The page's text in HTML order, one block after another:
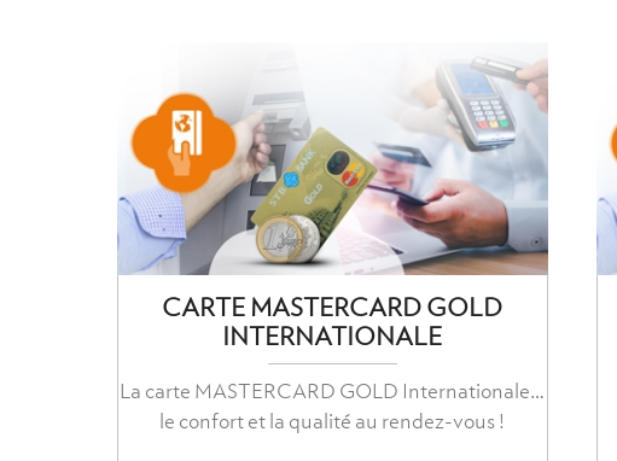
CARTE MASTERCARD GOLD
INTERNATIONALE
La carte MASTERCARD GOLD Internationale…
le confort et la qualité au rendez-vous !